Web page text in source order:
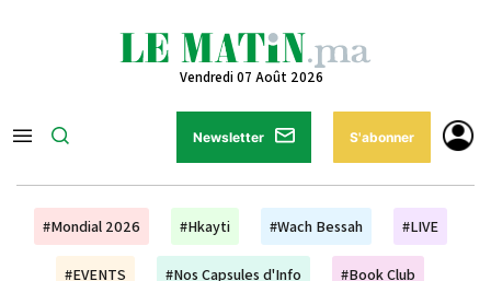
Vendredi 07 Août 2026
Newsletter S'abonner
#Mondial 2026 #Hkayti #Wach Bessah #LIVE
#EVENTS #Nos Capsules d'Info #Book Club